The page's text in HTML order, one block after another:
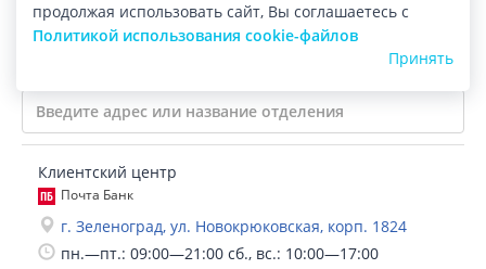
Город:Зеленоград
6 отделений
Клиентский центр
Почта Банк
г. Зеленоград, ул. Новокрюковская, корп. 1824
пн.—пт.: 09:00—21:00 сб., вс.: 10:00—17:00
продолжая использовать сайт, Вы соглашаетесь с
Политикой использования cookie-файлов
Принять